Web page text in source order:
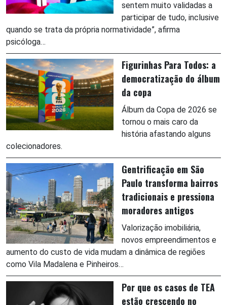
sentem muito validadas a
participar de tudo, inclusive
quando se trata da própria normatividade”, afirma
psicóloga…
Figurinhas Para Todos: a
democratização do álbum
da copa
Álbum da Copa de 2026 se
tornou o mais caro da
história afastando alguns
colecionadores.
Gentrificação em São
Paulo transforma bairros
tradicionais e pressiona
moradores antigos
Valorização imobiliária,
novos empreendimentos e
aumento do custo de vida mudam a dinâmica de regiões
como Vila Madalena e Pinheiros…
Por que os casos de TEA
estão crescendo no